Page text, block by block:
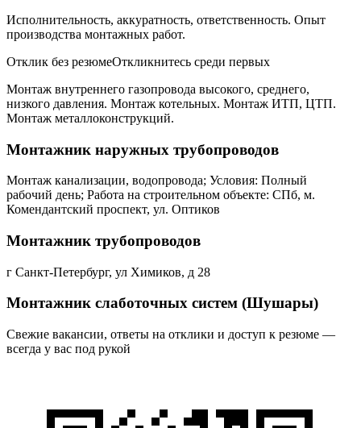
Исполнительность, аккуратность, ответственность. Опыт
производства монтажных работ.
Отклик без резюмеОткликнитесь среди первых
Монтаж внутреннего газопровода высокого, среднего,
низкого давления. Монтаж котельных. Монтаж ИТП, ЦТП.
Монтаж металлоконструкций.
Монтажник наружных трубопроводов
Монтаж канализации, водопровода; Условия: Полный
рабочий день; Работа на строительном объекте: СПб, м.
Комендантский проспект, ул. Оптиков
Монтажник трубопроводов
г Санкт-Петербург, ул Химиков, д 28
Монтажник слаботочных систем (Шушары)
Свежие вакансии, ответы на отклики и доступ к резюме —
всегда у вас под рукой